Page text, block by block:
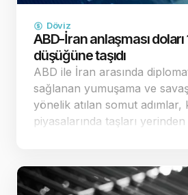
Döviz
ABD-İran anlaşması
düşüğüne taşıdı
ABD ile İran arasında
sağlanan yumuşama ve
yönelik atılan somut
piyasalarında taşları yerinden
yatırımcıların "g…